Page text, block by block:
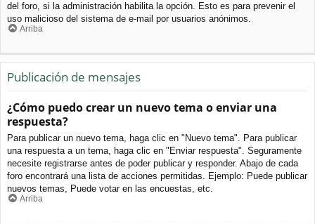
del foro, si la administración habilita la opción. Esto es para prevenir el
uso malicioso del sistema de e-mail por usuarios anónimos.
Arriba
Publicación de mensajes
¿Cómo puedo crear un nuevo tema o enviar una
respuesta?
Para publicar un nuevo tema, haga clic en "Nuevo tema". Para publicar
una respuesta a un tema, haga clic en "Enviar respuesta". Seguramente
necesite registrarse antes de poder publicar y responder. Abajo de cada
foro encontrará una lista de acciones permitidas. Ejemplo: Puede publicar
nuevos temas, Puede votar en las encuestas, etc.
Arriba